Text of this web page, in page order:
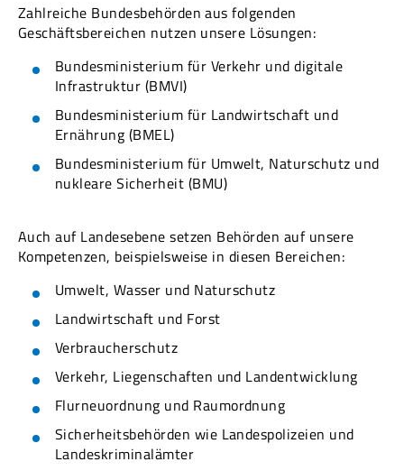
Zahlreiche Bundesbehörden aus folgenden
Geschäftsbereichen nutzen unsere Lösungen:
Bundesministerium für Verkehr und digitale
Infrastruktur (BMVI)
Bundesministerium für Landwirtschaft und
Ernährung (BMEL)
Bundesministerium für Umwelt, Naturschutz und
nukleare Sicherheit (BMU)
Auch auf Landesebene setzen Behörden auf unsere
Kompetenzen, beispielsweise in diesen Bereichen:
Umwelt, Wasser und Naturschutz
Landwirtschaft und Forst
Verbraucherschutz
Verkehr, Liegenschaften und Landentwicklung
Flurneuordnung und Raumordnung
Sicherheitsbehörden wie Landespolizeien und
Landeskriminalämter